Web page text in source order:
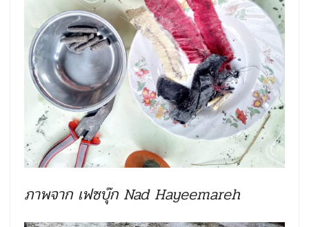
ภาพจาก เฟซบุ๊ก Nad Hayeemareh